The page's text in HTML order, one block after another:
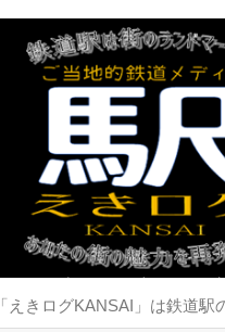
「えきログKANSAI」は鉄道